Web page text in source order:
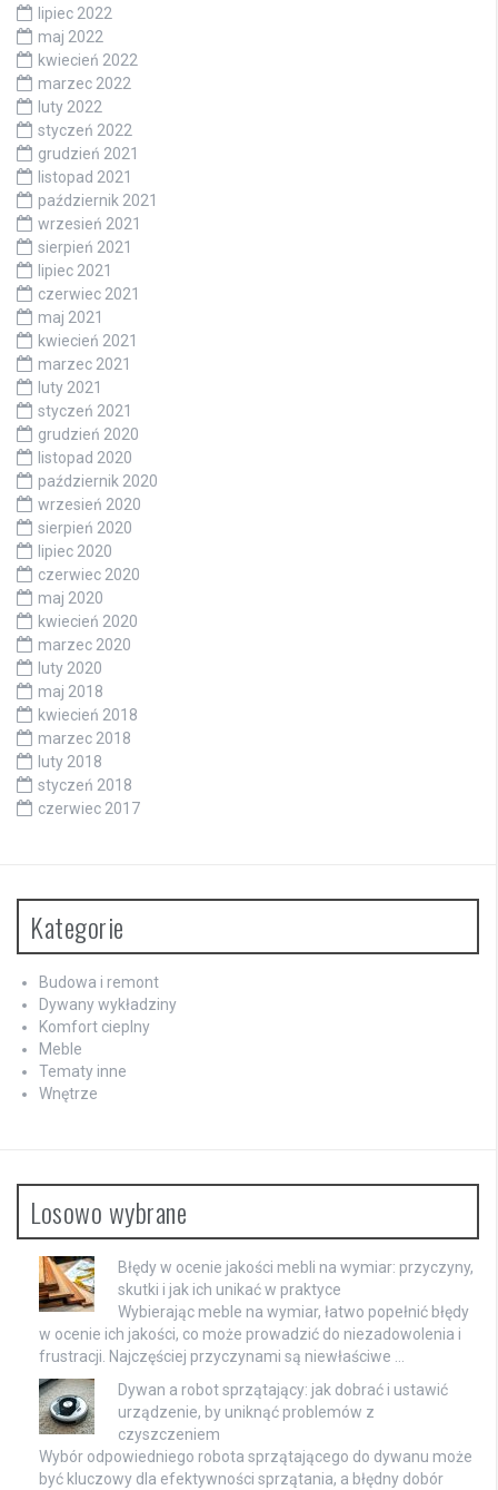
lipiec 2022
maj 2022
kwiecień 2022
marzec 2022
luty 2022
styczeń 2022
grudzień 2021
listopad 2021
październik 2021
wrzesień 2021
sierpień 2021
lipiec 2021
czerwiec 2021
maj 2021
kwiecień 2021
marzec 2021
luty 2021
styczeń 2021
grudzień 2020
listopad 2020
październik 2020
wrzesień 2020
sierpień 2020
lipiec 2020
czerwiec 2020
maj 2020
kwiecień 2020
marzec 2020
luty 2020
maj 2018
kwiecień 2018
marzec 2018
luty 2018
styczeń 2018
czerwiec 2017
Kategorie
Budowa i remont
Dywany wykładziny
Komfort cieplny
Meble
Tematy inne
Wnętrze
Losowo wybrane
Błędy w ocenie jakości mebli na wymiar: przyczyny,
skutki i jak ich unikać w praktyce
Wybierając meble na wymiar, łatwo popełnić błędy
w ocenie ich jakości, co może prowadzić do niezadowolenia i
frustracji. Najczęściej przyczynami są niewłaściwe …
Dywan a robot sprzątający: jak dobrać i ustawić
urządzenie, by uniknąć problemów z
czyszczeniem
Wybór odpowiedniego robota sprzątającego do dywanu może
być kluczowy dla efektywności sprzątania, a błędny dobór